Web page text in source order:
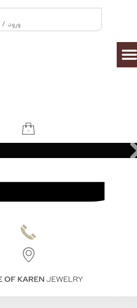
۰
ورود /
تغییر گذر واژه
سفارشات